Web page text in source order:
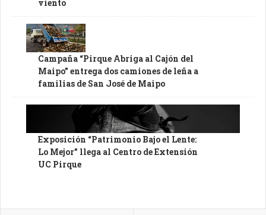
viento
Campaña “Pirque Abriga al Cajón del
Maipo” entrega dos camiones de leña a
familias de San José de Maipo
Exposición “Patrimonio Bajo el Lente:
Lo Mejor” llega al Centro de Extensión
UC Pirque